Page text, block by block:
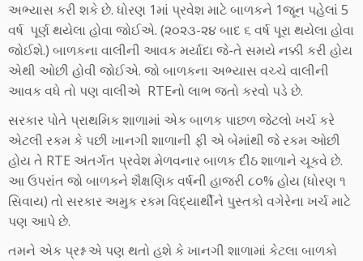
અભ્યાસ કરી શકે છે. ધોરણ 1માં પ્રવેશ માટે બાળકને 1જૂન પહેલાં 5
વર્ષ પૂર્ણ થયેલા હોવા જોઈએ. (૨૦૨૩-૨૪ બાદ ૬ વર્ષ પૂરા થયેલા હોવા
જોઈશે.) બાળકના વાલીની આવક મર્યાદા જે-તે સમયે નક્કી કરી હોય
એથી ઓછી હોવી જોઈએ. જો બાળકના અભ્યાસ વચ્ચે વાલીની
આવક વધે તો પણ વાલીએ RTEનો લાભ જતો કરવો પડે છે.
સરકાર પોતે પ્રાથમિક શાળામાં એક બાળક પાછળ જેટલો ખર્ચ કરે
એટલી રકમ કે પછી ખાનગી શાળાની ફી એ બેમાંથી જે રકમ ઓછી
હોય તે RTE અંતર્ગત પ્રવેશ મેળવનાર બાળક દીઠ શાળાને ચૂકવે છે.
આ ઉપરાંત જો બાળકને શૈક્ષણિક વર્ષની હાજરી ૮૦% હોય (ધોરણ ૧
સિવાય) તો સરકાર અમુક રકમ વિદ્યાર્થીને પુસ્તકો વગેરેના ખર્ચ માટે
પણ આપે છે.
તમને એક પ્રશ્ન એ પણ થતો હશે કે ખાનગી શાળામાં કેટલા બાળકો